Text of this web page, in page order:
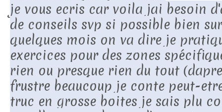
je vous ecris car voila jai besoin
de conseils svp si possible bien
quelques mois on va dire je
exercices pour des zones
rien ou presque rien du tout
frustre beaucoup je conte peut-
truc en grosse boites je sais plu